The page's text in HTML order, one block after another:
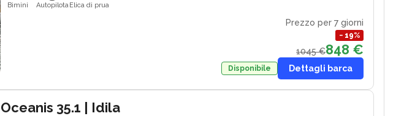
Bimini AutopilotaElica di prua
Prezzo per 7 giorni
− 19%
1045 €848 €
Disponibile Dettagli barca
Oceanis 35.1 | Idila